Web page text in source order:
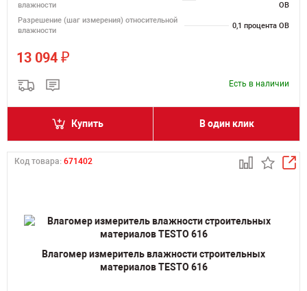
влажности
ОВ
Разрешение (шаг измерения) относительной
влажности
0,1 процента ОВ
13 094 ₽
Есть в наличии
Купить В один клик
Код товара: 671402
Влагомер измеритель влажности строительных
материалов TESTO 616